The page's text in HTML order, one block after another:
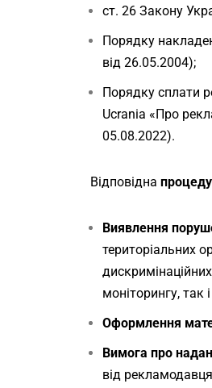
ст. 26 Закону
Порядку
від 26.05.2004);
Порядку сплати
Ucrania «Про
05.08.2022).
Відповідна
Виявлення
територіальних
моніторингу, так
Оформлення
Вимога про
від